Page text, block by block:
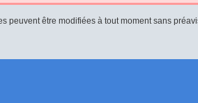
peuvent être modifiées à tout moment sans